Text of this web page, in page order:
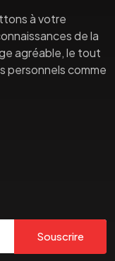
à votre
de la
agréable, le tout
personnels comme
Souscrire